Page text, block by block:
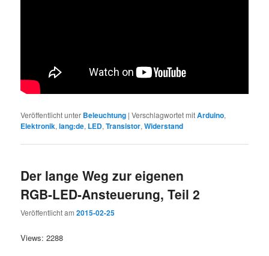
Veröffentlicht unter Beleuchtung |Verschlagwortet mitArduino,
Elektronik,lang:de, LED,Transistor,Widerstand
Der lange Weg zur eigenen
RGB-LED-Ansteuerung, Teil 2
Veröffentlicht am2015-02-25
Views: 2288